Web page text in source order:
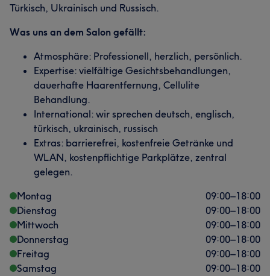
Türkisch, Ukrainisch und Russisch.
Was uns an dem Salon gefällt:
Atmosphäre: Professionell, herzlich, persönlich.
Expertise: vielfältige Gesichtsbehandlungen,
dauerhafte Haarentfernung, Cellulite
Behandlung.
International: wir sprechen deutsch, englisch,
türkisch, ukrainisch, russisch
Extras: barrierefrei, kostenfreie Getränke und
WLAN, kostenpflichtige Parkplätze, zentral
gelegen.
Montag
09:00–18:00
Dienstag
09:00–18:00
Mittwoch
09:00–18:00
Donnerstag
09:00–18:00
Freitag
09:00–18:00
Samstag
09:00–18:00